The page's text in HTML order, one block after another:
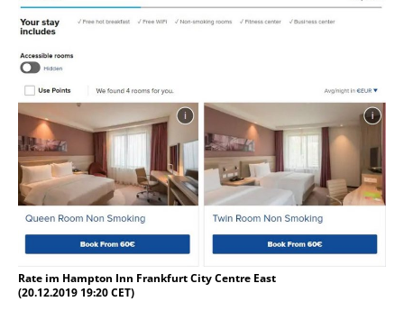
Rate im Hampton Inn Frankfurt City Centre East
(20.12.2019 19:20 CET)